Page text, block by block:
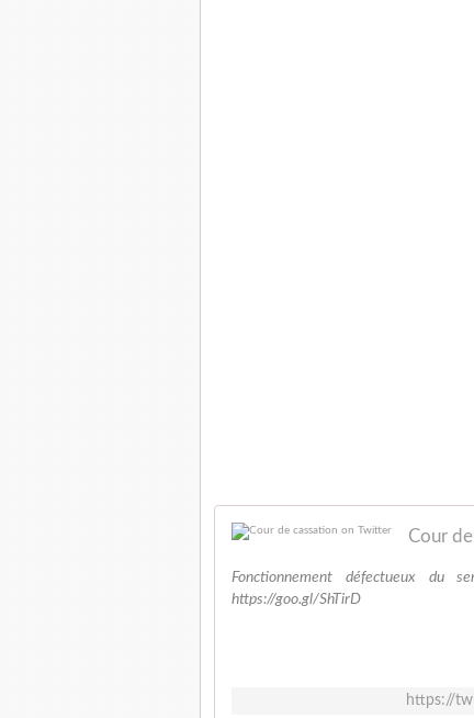
Cour
Fonctionnement défectueux du
https://goo.gl/ShTirD
https://